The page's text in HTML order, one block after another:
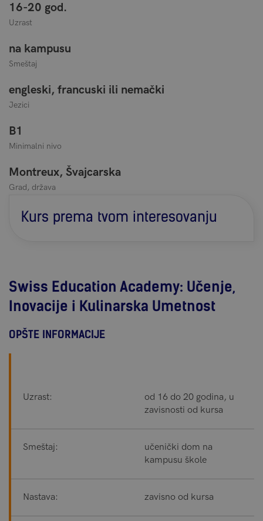
16-20 god.
Uzrast
na kampusu
Smeštaj
engleski, francuski ili nemački
Jezici
B1
Minimalni nivo
Montreux, Švajcarska
Grad, država
Kurs prema tvom interesovanju
Swiss Education Academy: Učenje,
Inovacije i Kulinarska Umetnost
OPŠTE INFORMACIJE
Uzrast:
od 16 do 20 godina, u
zavisnosti od kursa
Smeštaj:
učenički dom na
kampusu škole
Nastava: zavisno od kursa